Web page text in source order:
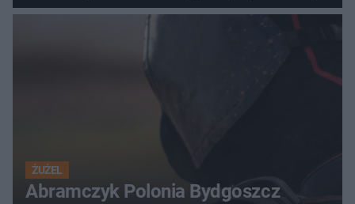
ŻUŻEL
Abramczyk Polonia Bydgoszcz